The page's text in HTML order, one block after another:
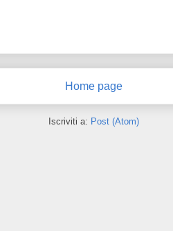
Home page
Iscriviti a: Post (Atom)